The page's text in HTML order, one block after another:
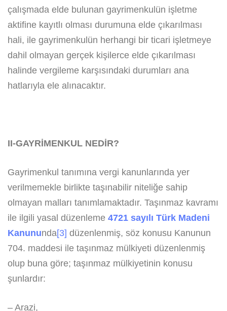
çalışmada elde bulunan gayrimenkulün işletme
aktifine kayıtlı olması durumuna elde çıkarılması
hali, ile gayrimenkulün herhangi bir ticari işletmeye
dahil olmayan gerçek kişilerce elde çıkarılması
halinde vergileme karşısındaki durumları ana
hatlarıyla ele alınacaktır.
II-GAYRİMENKUL NEDİR?
Gayrimenkul tanımına vergi kanunlarında yer
verilmemekle birlikte taşınabilir niteliğe sahip
olmayan malları tanımlamaktadır. Taşınmaz kavramı
ile ilgili yasal düzenleme 4721 sayılı Türk Madeni
Kanununda[3] düzenlenmiş, söz konusu Kanunun
704. maddesi ile taşınmaz mülkiyeti düzenlenmiş
olup buna göre; taşınmaz mülkiyetinin konusu
şunlardır:
– Arazi,